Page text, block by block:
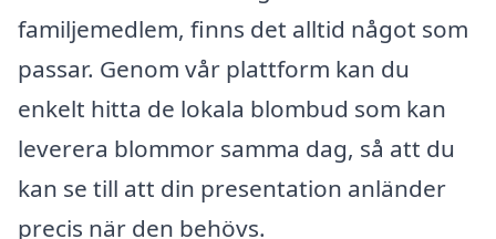
familjemedlem, finns det alltid något som
passar. Genom vår plattform kan du
enkelt hitta de lokala blombud som kan
leverera blommor samma dag, så att du
kan se till att din presentation anländer
precis när den behövs.